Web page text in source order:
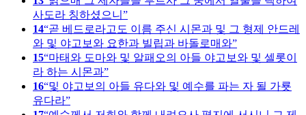
사도라 칭하셨으니
14 곧 베드로라고도 이름 주신 시몬과 및 그 형제 안드레
와 및 야고보와 요한과 빌립과 바돌로매와
15 마태와 도마와 및 알패오의 아들 야고보와 및 셀롯이
라 하는 시몬과
16 및 야고보의 아들 유다와 및 예수를 파는 자 될 가룟
유다라